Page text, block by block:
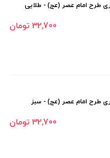
طرح امام عصر (عج) - طلایی
32٬700 تومان
طرح امام عصر (عج) - سبز
32٬700 تومان